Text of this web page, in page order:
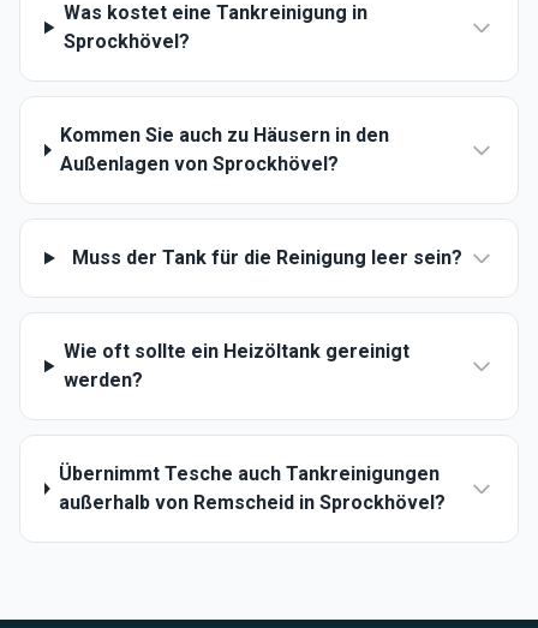
Was kostet eine Tankreinigung in
Sprockhövel?
Kommen Sie auch zu Häusern in den
Außenlagen von Sprockhövel?
Muss der Tank für die Reinigung leer sein?
Wie oft sollte ein Heizöltank gereinigt
werden?
Übernimmt Tesche auch Tankreinigungen
außerhalb von Remscheid in Sprockhövel?